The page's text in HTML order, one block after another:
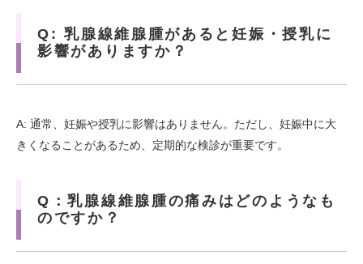
Q: 乳腺線維腺腫があると妊娠・授乳に
影響がありますか？
A: 通常、妊娠や授乳に影響はありません。ただし、妊娠中に大
きくなることがあるため、定期的な検診が重要です。
Q：乳腺線維腺腫の痛みはどのようなも
のですか？